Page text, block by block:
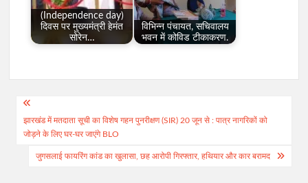
(Independence day)
दिवस पर मुख्यमंत्री हेमंत
सोरेन…
विभिन्न पंचायत, सचिवालय
भवन में कोविड टीकाकरण.
Post
navigation
झारखंड में मतदाता सूची का विशेष गहन पुनरीक्षण (SIR) 20 जून से : पात्र नागरिकों को
जोड़ने के लिए घर-घर जाएंगे BLO
जुगसलाई फायरिंग कांड का खुलासा, छह आरोपी गिरफ्तार, हथियार और कार बरामद